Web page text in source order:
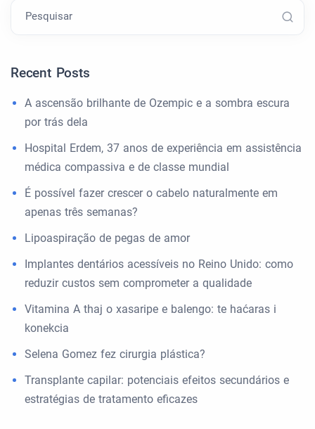
Pesquisar
Recent Posts
A ascensão brilhante de Ozempic e a sombra escura
por trás dela
Hospital Erdem, 37 anos de experiência em assistência
médica compassiva e de classe mundial
É possível fazer crescer o cabelo naturalmente em
apenas três semanas?
Lipoaspiração de pegas de amor
Implantes dentários acessíveis no Reino Unido: como
reduzir custos sem comprometer a qualidade
Vitamina A thaj o xasaripe e balengo: te haćaras i
konekcia
Selena Gomez fez cirurgia plástica?
Transplante capilar: potenciais efeitos secundários e
estratégias de tratamento eficazes